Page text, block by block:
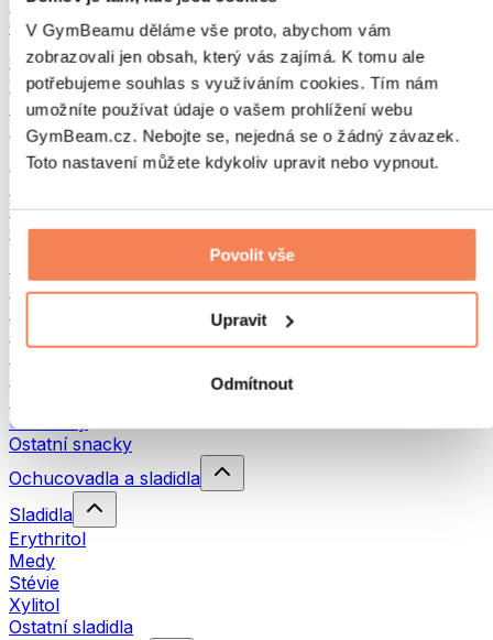
V GymBeamu děláme vše proto, abychom vám
zobrazovali jen obsah, který vás zajímá. K tomu ale
potřebujeme souhlas s využíváním cookies. Tím nám
umožníte používat údaje o vašem prohlížení webu
GymBeam.cz. Nebojte se, nejedná se o žádný závazek.
Toto nastavení můžete kdykoliv upravit nebo vypnout.
Povolit vše
Upravit
Odmítnout
Luštěniny
Ostatní fitness jídlo
Ořechová másla
100% ořechová másla
Sladká ořechová másla
Proteinová ořechová másla
Superpotraviny
Vláknina
Ostatní superpotraviny
Proteinové tyčinky
Proteinové čipsy a krekry
Čokolády
Ostatní snacky
Ochucovadla a sladidla
Sladidla
Erythritol
Medy
Stévie
Xylitol
Ostatní sladidla